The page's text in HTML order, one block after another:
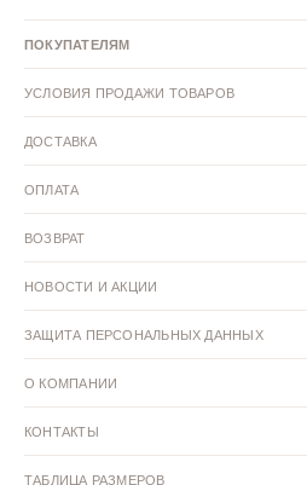
ПОКУПАТЕЛЯМ
УСЛОВИЯ ПРОДАЖИ ТОВАРОВ
ДОСТАВКА
ОПЛАТА
ВОЗВРАТ
НОВОСТИ И АКЦИИ
ЗАЩИТА ПЕРСОНАЛЬНЫХ ДАННЫХ
О КОМПАНИИ
КОНТАКТЫ
ТАБЛИЦА РАЗМЕРОВ